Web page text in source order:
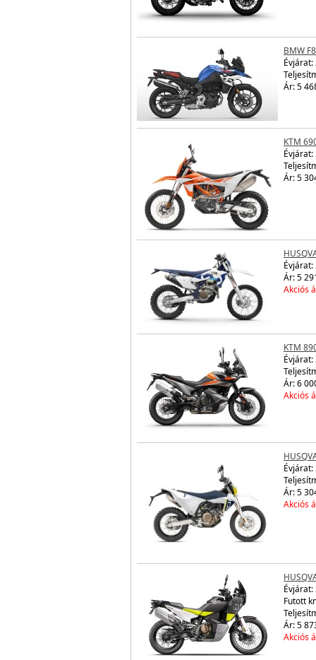
BMW
Évjárat:
Ár: 5
KTM
Évjárat:
Ár: 5
Évjárat:
Ár: 5
Akciós
KTM
Évjárat:
Ár: 6
Akciós
Évjárat:
Ár: 5
Akciós
Évjárat:
Futott
Ár: 5
Akciós